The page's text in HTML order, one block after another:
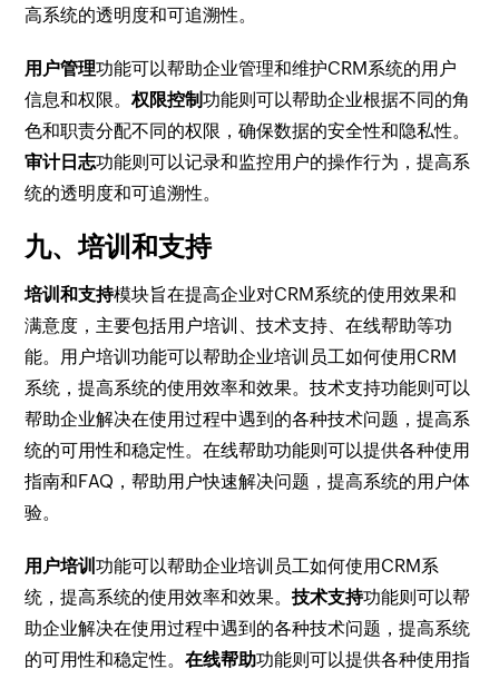
高系统的透明度和可追溯性。
用户管理功能可以帮助企业管理和维护CRM系统的用户
信息和权限。权限控制功能则可以帮助企业根据不同的角
色和职责分配不同的权限，确保数据的安全性和隐私性。
审计日志功能则可以记录和监控用户的操作行为，提高系
统的透明度和可追溯性。
九、培训和支持
培训和支持模块旨在提高企业对CRM系统的使用效果和
满意度，主要包括用户培训、技术支持、在线帮助等功
能。用户培训功能可以帮助企业培训员工如何使用CRM
系统，提高系统的使用效率和效果。技术支持功能则可以
帮助企业解决在使用过程中遇到的各种技术问题，提高系
统的可用性和稳定性。在线帮助功能则可以提供各种使用
指南和FAQ，帮助用户快速解决问题，提高系统的用户体
验。
用户培训功能可以帮助企业培训员工如何使用CRM系
统，提高系统的使用效率和效果。技术支持功能则可以帮
助企业解决在使用过程中遇到的各种技术问题，提高系统
的可用性和稳定性。在线帮助功能则可以提供各种使用指